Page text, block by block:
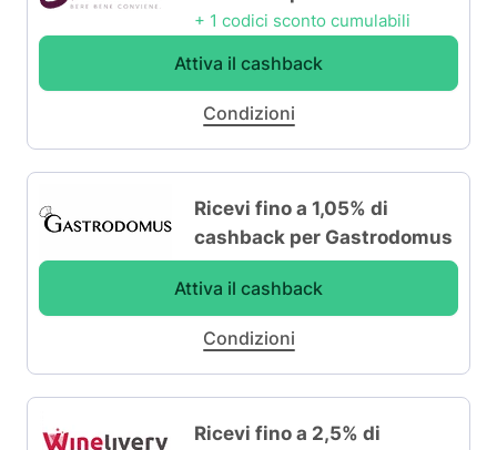
+ 1 codici sconto cumulabili
Attiva il cashback
Condizioni
Ricevi fino a 1,05% di
cashback per Gastrodomus
Attiva il cashback
Condizioni
Ricevi fino a 2,5% di